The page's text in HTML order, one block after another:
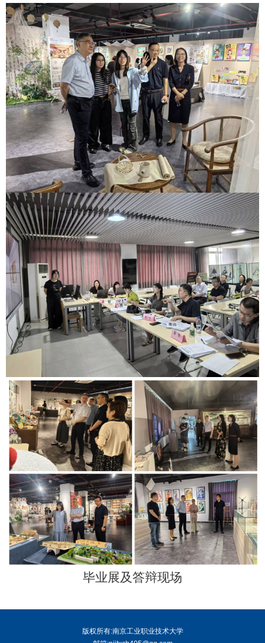
毕业展及答辩现场
版权所有:南京工业职业技术大学